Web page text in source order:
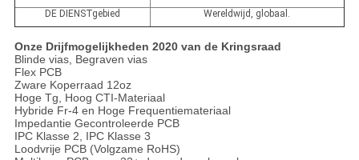
DE DIENSTgebied Wereldwijd, globaal.
Onze Drijfmogelijkheden 2020 van de Kringsraad
Blinde vias, Begraven vias
Flex PCB
Zware Koperraad 12oz
Hoge Tg, Hoog CTI-Materiaal
Hybride Fr-4 en Hoge Frequentiemateriaal
Impedantie Gecontroleerde PCB
IPC Klasse 2, IPC Klasse 3
Loodvrije PCB (Volgzame RoHS)